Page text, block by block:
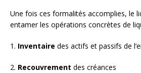
Une fois ces formalités accomplies, le
entamer les opérations concrètes de
1. Inventaire des actifs et passifs de
2. Recouvrement des créances